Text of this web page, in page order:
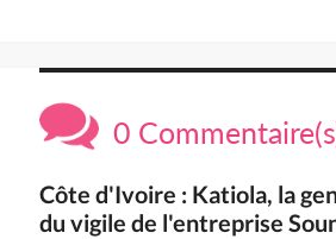
0
Côte d'Ivoire : Katiola, la
du vigile de l'entreprise